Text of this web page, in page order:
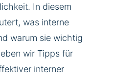
In diesem
was interne
warum sie wichtig
wir Tipps für
interner